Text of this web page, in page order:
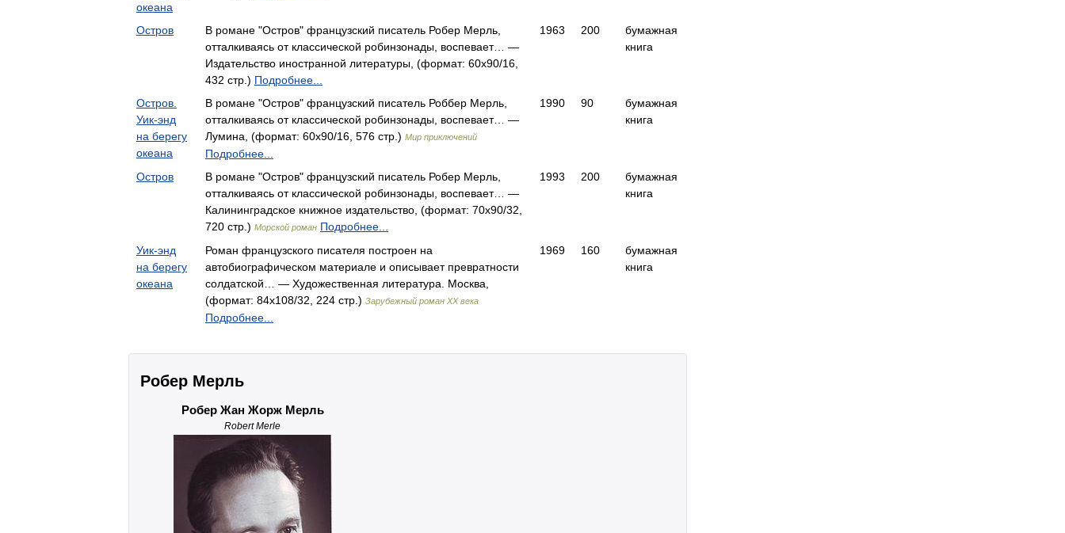
океана
Остров
В романе "Остров" французский писатель Робер Мерль,
отталкиваясь от классической робинзонады, воспевает… —
Издательство иностранной литературы, (формат: 60x90/16,
432 стр.) Подробнее...
1963 200
бумажная
книга
Остров.
Уик-энд
на берегу
океана
В романе "Остров" французский писатель Роббер Мерль,
отталкиваясь от классической робинзонады, воспевает… —
Лумина, (формат: 60x90/16, 576 стр.) Мир приключений
Подробнее...
1990 90
бумажная
книга
Остров
В романе "Остров" французский писатель Робер Мерль,
отталкиваясь от классической робинзонады, воспевает… —
Калининградское книжное издательство, (формат: 70x90/32,
720 стр.) Морской роман Подробнее...
1993 200
бумажная
книга
Уик-энд
на берегу
океана
Роман французского писателя построен на
автобиографическом материале и описывает превратности
солдатской… — Художественная литература. Москва,
(формат: 84x108/32, 224 стр.) Зарубежный роман XX века
Подробнее...
1969 160
бумажная
книга
Робер Мерль
Робер Жан Жорж Мерль
Robert Merle